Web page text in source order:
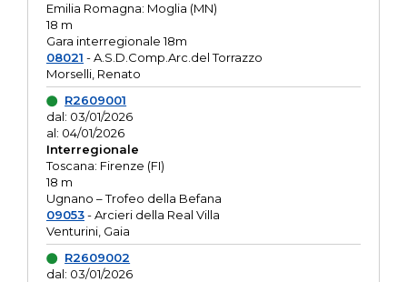
Emilia Romagna: Moglia (MN)
18 m
Gara interregionale 18m
08021 - A.S.D.Comp.Arc.del Torrazzo
Morselli, Renato
R2609001
dal: 03/01/2026
al: 04/01/2026
Interregionale
Toscana: Firenze (FI)
18 m
Ugnano – Trofeo della Befana
09053- Arcieri della Real Villa
Venturini, Gaia
R2609002
dal: 03/01/2026